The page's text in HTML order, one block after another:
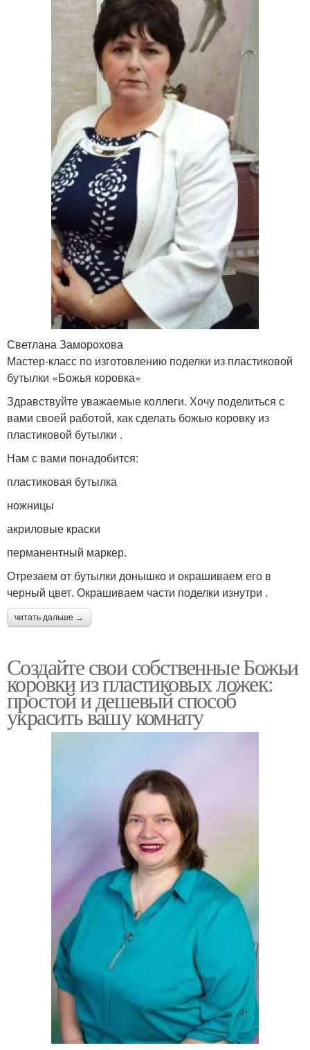
Светлана Заморохова
Мастер-класс по изготовлению поделки из пластиковой
бутылки «Божья коровка»
Здравствуйте уважаемые коллеги. Хочу поделиться с
вами своей работой, как сделать божью коровку из
пластиковой бутылки .
Нам с вами понадобится:
пластиковая бутылка
ножницы
акриловые краски
перманентный маркер.
Отрезаем от бутылки донышко и окрашиваем его в
черный цвет. Окрашиваем части поделки изнутри .
читать дальше →
Создайте свои собственные Божьи
коровки из пластиковых ложек:
простой и дешевый способ
украсить вашу комнату